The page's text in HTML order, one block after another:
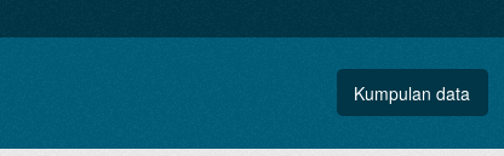
Kumpulan data